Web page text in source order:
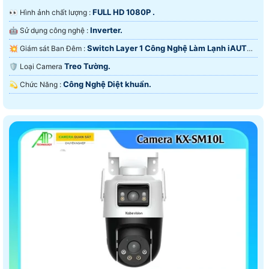
️👀 Hình ảnh chất lượng : FULL HD 1080P .
🤖️ Sử dụng công nghệ : Inverter.
💥 Giám sát Ban Đêm : Switch Layer 1 Công Nghệ Làm Lạnh iAUTO-
X. 🛡 Loại Camera Treo Tường.
️💫 Chức Năng : Công Nghệ Diệt khuẩn.